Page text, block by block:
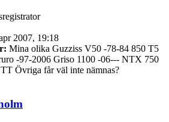
2007, 19:18
Mina olika Guzziss V50 -78-84 850 T5
-97-2006 Griso 1100 -06--- NTX 750
Övriga får väl inte nämnas?